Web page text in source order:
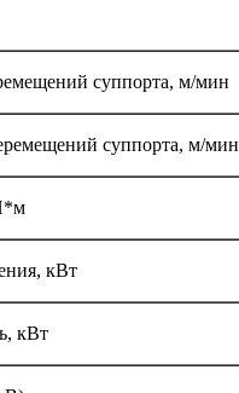
суппорта, м/мин
суппорта, м/мин
кВт
кВт